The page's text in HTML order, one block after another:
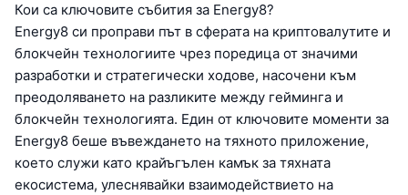
Кои са ключовите събития за Energy8?
Energy8 си проправи път в сферата на криптовалутите и
блокчейн технологиите чрез поредица от значими
разработки и стратегически ходове, насочени към
преодоляването на разликите между гейминга и
блокчейн технологията. Един от ключовите моменти за
Energy8 беше въвеждането на тяхното приложение,
което служи като крайъгълен камък за тяхната
екосистема, улеснявайки взаимодействието на